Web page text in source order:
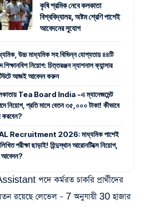
কৃষি শ্রমিক নেবে কলকাতা
বিশ্ববিদ্যালয়, অষ্টম শ্রেণি পাশেই
আবেদনের সুযোগ
উচ্চ মাধ্যমিক সহ বিভিন্ন যোগ্যতায় ৪৪টি
শিক্ষানবিশ নিয়োগ: চিত্তরঞ্জন ন্যাশনাল ক্যান্সার
আজই আবেদন করুন
Tea Board India -এ ম্যানেজমেন্ট
নিয়োগ, প্রতি মাসে বেতন ৩৫,০০০ টাকা! কীভাবে
করবেন?
Recruitment 2026: মাধ্যমিক পাশেই
পরীক্ষা ছাড়াই! হিন্দুস্থান আরোনটিক্সে নিয়োগ,
আবেদন?
পদে কর্মরত চাকরি প্রার্থীদের
রয়েছে লেভেল – 7 অনুযায়ী 30 হাজার